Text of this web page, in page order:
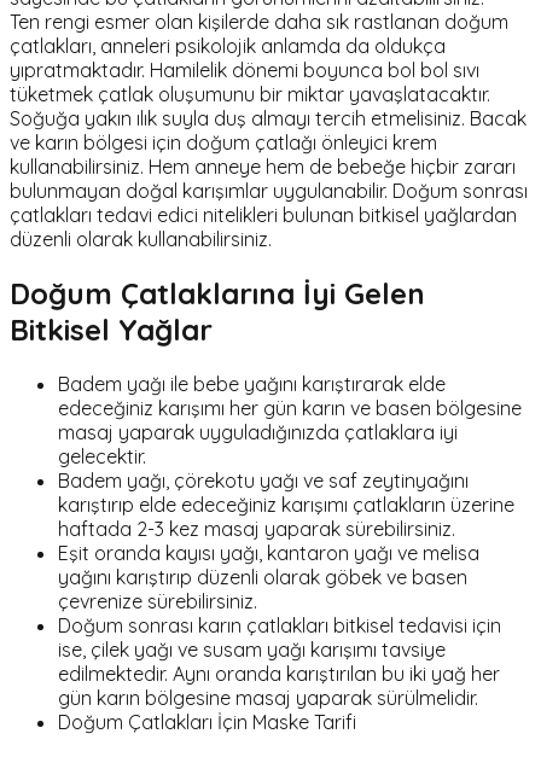
Ten rengi esmer olan kişilerde daha sık rastlanan doğum
çatlakları, anneleri psikolojik anlamda da oldukça
yıpratmaktadır. Hamilelik dönemi boyunca bol bol sıvı
tüketmek çatlak oluşumunu bir miktar yavaşlatacaktır.
Soğuğa yakın ılık suyla duş almayı tercih etmelisiniz. Bacak
ve karın bölgesi için doğum çatlağı önleyici krem
kullanabilirsiniz. Hem anneye hem de bebeğe hiçbir zararı
bulunmayan doğal karışımlar uygulanabilir. Doğum sonrası
çatlakları tedavi edici nitelikleri bulunan bitkisel yağlardan
düzenli olarak kullanabilirsiniz.
Doğum Çatlaklarına İyi Gelen
Bitkisel Yağlar
Badem yağı ile bebe yağını karıştırarak elde
edeceğiniz karışımı her gün karın ve basen bölgesine
masaj yaparak uyguladığınızda çatlaklara iyi
gelecektir.
Badem yağı, çörekotu yağı ve saf zeytinyağını
karıştırıp elde edeceğiniz karışımı çatlakların üzerine
haftada 2-3 kez masaj yaparak sürebilirsiniz.
Eşit oranda kayısı yağı, kantaron yağı ve melisa
yağını karıştırıp düzenli olarak göbek ve basen
çevrenize sürebilirsiniz.
Doğum sonrası karın çatlakları bitkisel tedavisi için
ise, çilek yağı ve susam yağı karışımı tavsiye
edilmektedir. Aynı oranda karıştırılan bu iki yağ her
gün karın bölgesine masaj yaparak sürülmelidir.
Doğum Çatlakları İçin Maske Tarifi